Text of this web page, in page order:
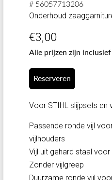
# 56057713206
Onderhoud
€3,00
Alle prijzen zijn inclusief
Reserveren
Voor STIHL slijpsets en
Passende ronde vijl
vijlhouders
Vijl uit gehard staal
Zonder vijlgreep
Duurzame ronde vijl